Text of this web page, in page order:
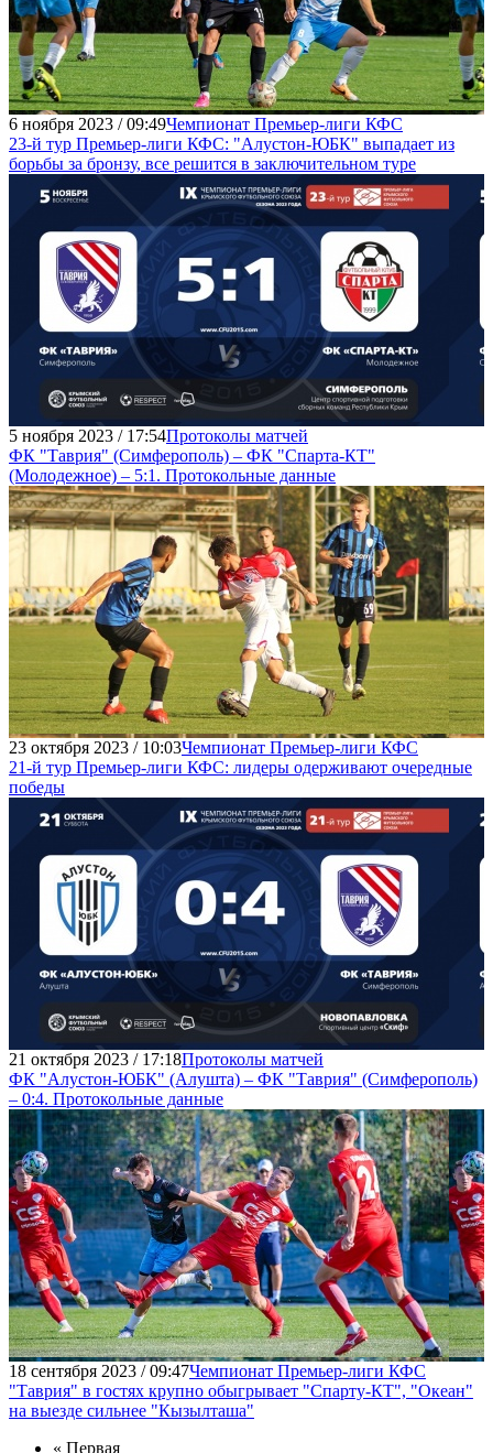
6 ноября 2023 / 09:49Чемпионат Премьер-лиги КФС
23-й тур Премьер-лиги КФС: "Алустон-ЮБК" выпадает из
борьбы за бронзу, все решится в заключительном туре
5 ноября 2023 / 17:54Протоколы матчей
ФК "Таврия" (Симферополь) – ФК "Спарта-КТ"
(Молодежное) – 5:1. Протокольные данные
23 октября 2023 / 10:03Чемпионат Премьер-лиги КФС
21-й тур Премьер-лиги КФС: лидеры одерживают очередные
победы
21 октября 2023 / 17:18Протоколы матчей
ФК "Алустон-ЮБК" (Алушта) – ФК "Таврия" (Симферополь)
– 0:4. Протокольные данные
18 сентября 2023 / 09:47Чемпионат Премьер-лиги КФС
"Таврия" в гостях крупно обыгрывает "Спарту-КТ", "Океан"
на выезде сильнее "Кызылташа"
« Первая